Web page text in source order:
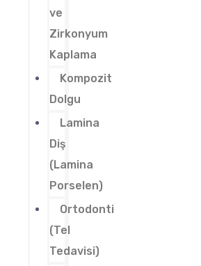
ve
Zirkonyum
Kaplama
Kompozit
Dolgu
Lamina
Diş
(Lamina
Porselen)
Ortodonti
(Tel
Tedavisi)